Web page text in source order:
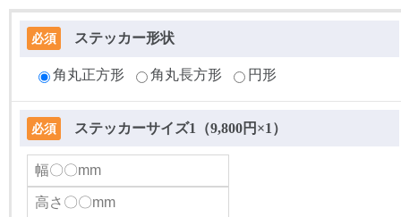
必須 ステッカー形状
角丸正方形 角丸長方形 円形
必須 ステッカーサイズ1（9,800円×1）